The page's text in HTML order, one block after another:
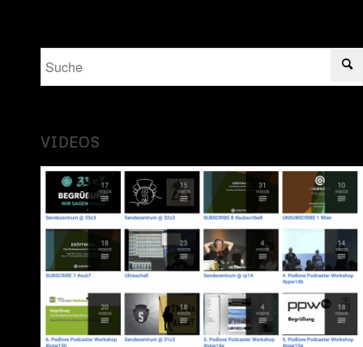
VIDEOS